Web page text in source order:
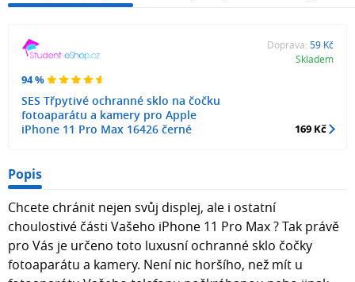
94 %
SES Třpytivé ochranné sklo na čočku
fotoaparátu a kamery pro Apple
iPhone 11 Pro Max 16426 černé
Doprava: 59 Kč
Skladem
169 Kč
Popis
Chcete chránit nejen svůj displej, ale i ostatní
choulostivé části Vašeho iPhone 11 Pro Max ? Tak právě
pro Vás je určeno toto luxusní ochranné sklo čočky
fotoaparátu a kamery. Není nic horšího, než mít u